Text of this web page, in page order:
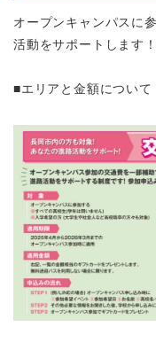
オープンキャンパスに
活動をサポートします！
■エリアと金額について